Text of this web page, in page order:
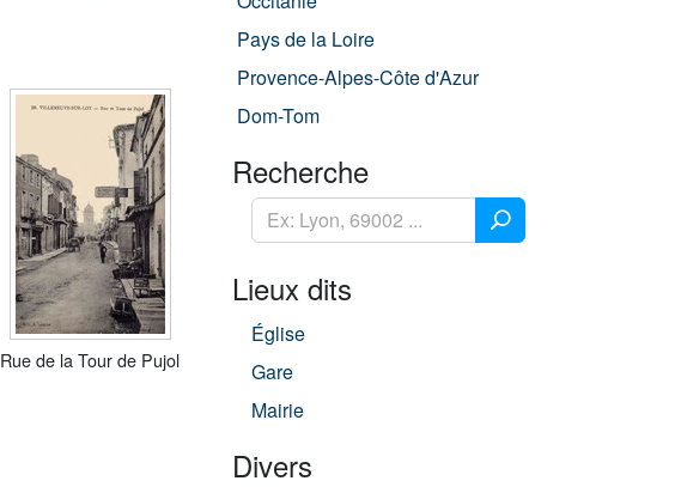
Rue de la Tour de Pujol
Pays de la Loire
Provence-Alpes-Côte d'Azur
Dom-Tom
Recherche
Lieux dits
Église
Gare
Mairie
Divers